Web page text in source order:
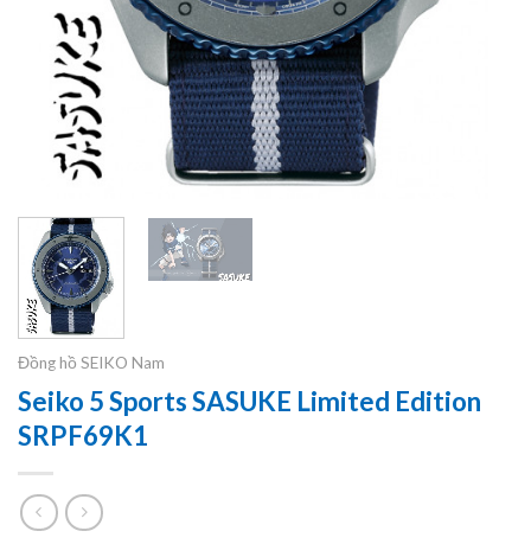
Đồng hồ SEIKO Nam
Seiko 5 Sports SASUKE Limited Edition
SRPF69K1